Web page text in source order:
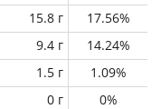
15.8 г 17.56%
9.4 г 14.24%
1.5 г 1.09%
0 г 0%